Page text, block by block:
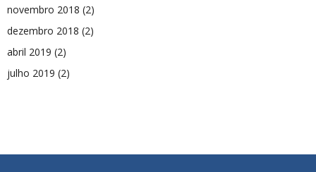
novembro 2018 (2)
dezembro 2018 (2)
abril 2019 (2)
julho 2019 (2)